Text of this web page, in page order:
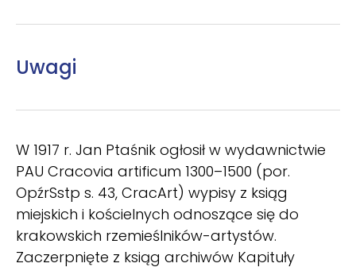
Uwagi
W 1917 r. Jan Ptaśnik ogłosił w wydawnictwie
PAU Cracovia artificum 1300–1500 (por.
OpźrSstp s. 43, CracArt) wypisy z ksiąg
miejskich i kościelnych odnoszące się do
krakowskich rzemieślników-artystów.
Zaczerpnięte z ksiąg archiwów Kapituły